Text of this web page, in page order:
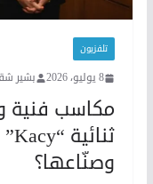
تلفزيون
8 يوليو، 2026 بشير
مكاسب فنية
وصنّاعها؟